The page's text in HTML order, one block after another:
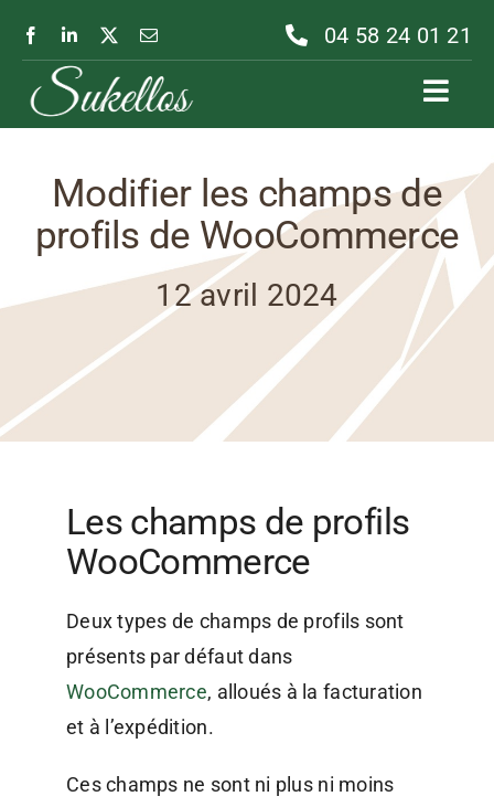
contenu
04 58 24 01 21
Modifier les champs de
profils de WooCommerce
12 avril 2024
Les champs de profils
WooCommerce
Deux types de champs de profils sont
présents par défaut dans
WooCommerce, alloués à la facturation
et à l’expédition.
Ces champs ne sont ni plus ni moins